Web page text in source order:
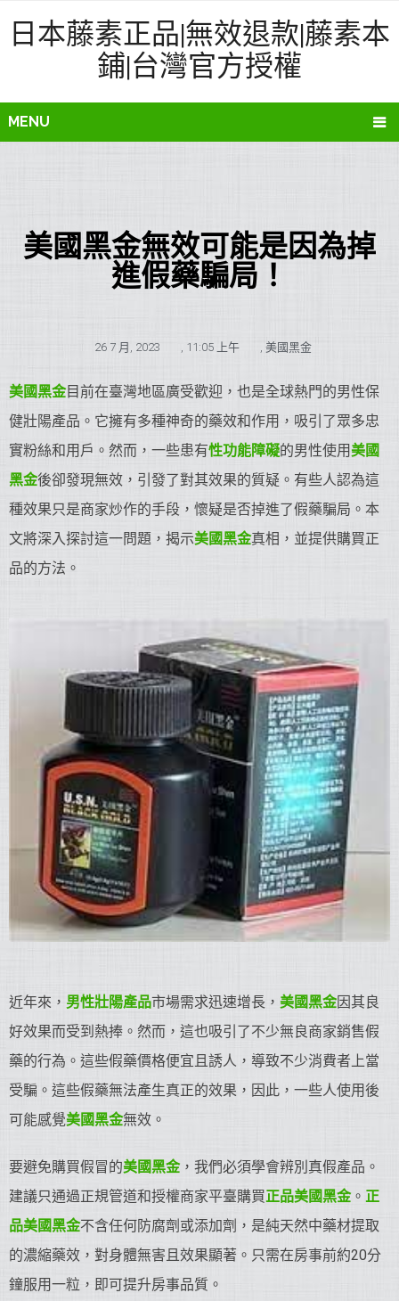
日本藤素正品|無效退款|藤素本
鋪|台灣官方授權
MENU
美國黑金無效可能是因為掉
進假藥騙局！
26 7 月, 2023 , 11:05 上午 , 美國黑金
美國黑金目前在臺灣地區廣受歡迎，也是全球熱門的男性保
健壯陽產品。它擁有多種神奇的藥效和作用，吸引了眾多忠
實粉絲和用戶。然而，一些患有性功能障礙的男性使用美國
黑金後卻發現無效，引發了對其效果的質疑。有些人認為這
種效果只是商家炒作的手段，懷疑是否掉進了假藥騙局。本
文將深入探討這一問題，揭示美國黑金真相，並提供購買正
品的方法。
近年來， 男性壯陽產品市場需求迅速增長， 美國黑金因其良
好效果而受到熱捧。然而，這也吸引了不少無良商家銷售假
藥的行為。這些假藥價格便宜且誘人，導致不少消費者上當
受騙。這些假藥無法產生真正的效果，因此，一些人使用後
可能感覺美國黑金無效。
要避免購買假冒的美國黑金，我們必須學會辨別真假產品。
建議只通過正規管道和授權商家平臺購買正品美國黑金。 正
品美國黑金不含任何防腐劑或添加劑，是純天然中藥材提取
的濃縮藥效，對身體無害且效果顯著。只需在房事前約20分
鐘服用一粒，即可提升房事品質。